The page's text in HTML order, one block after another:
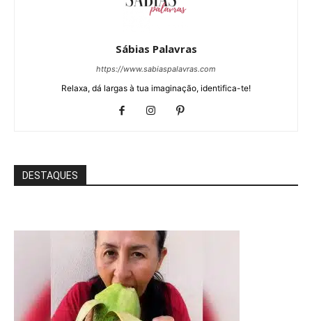
Sábias Palavras
https://www.sabiaspalavras.com
Relaxa, dá largas à tua imaginação, identifica-te!
DESTAQUES